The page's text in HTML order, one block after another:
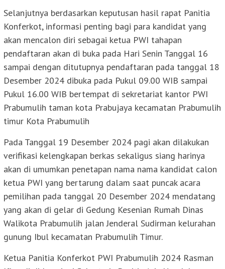
Selanjutnya berdasarkan keputusan hasil rapat Panitia
Konferkot, informasi penting bagi para kandidat yang
akan mencalon diri sebagai ketua PWI tahapan
pendaftaran akan di buka pada Hari Senin Tanggal 16
sampai dengan ditutupnya pendaftaran pada tanggal 18
Desember 2024 dibuka pada Pukul 09.00 WIB sampai
Pukul 16.00 WIB bertempat di sekretariat kantor PWI
Prabumulih taman kota Prabujaya kecamatan Prabumulih
timur Kota Prabumulih
Pada Tanggal 19 Desember 2024 pagi akan dilakukan
verifikasi kelengkapan berkas sekaligus siang harinya
akan di umumkan penetapan nama nama kandidat calon
ketua PWI yang bertarung dalam saat puncak acara
pemilihan pada tanggal 20 Desember 2024 mendatang
yang akan di gelar di Gedung Kesenian Rumah Dinas
Walikota Prabumulih jalan Jenderal Sudirman kelurahan
gunung Ibul kecamatan Prabumulih Timur.
Ketua Panitia Konferkot PWI Prabumulih 2024 Rasman